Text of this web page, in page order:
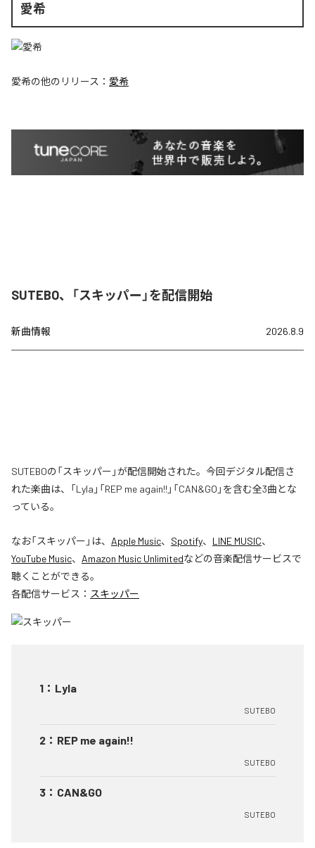
愛希
愛希の他のリリース： 愛希
SUTEBO、「スキッパー」を配信開始
新曲情報 2026.8.9
SUTEBOの「スキッパー」が配信開始された。今回デジタル配信さ
れた楽曲は、「Lyla」「REP me again!!」「CAN&GO」を含む全3曲とな
っている。
なお「スキッパー 」は、 Apple Music、 Spotify、 LINE MUSIC、
YouTube Music、 Amazon Music Unlimitedなどの音楽配信サービスで
聴くことができる。
各配信サービス： スキッパー
1 ： Lyla
SUTEBO
2 ： REP me again!!
SUTEBO
3 ： CAN&GO
SUTEBO